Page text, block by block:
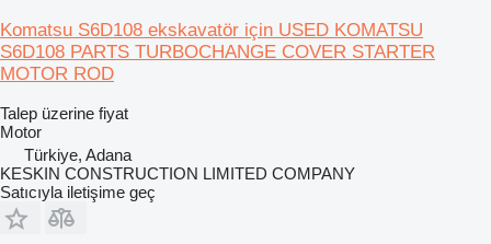
Komatsu S6D108 ekskavatör için USED KOMATSU
S6D108 PARTS TURBOCHANGE COVER STARTER
MOTOR ROD
Talep üzerine fiyat
Motor
Türkiye, Adana
KESKIN CONSTRUCTION LIMITED COMPANY
Satıcıyla iletişime geç